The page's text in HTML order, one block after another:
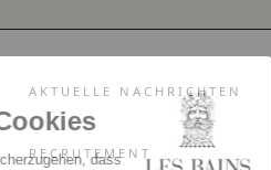
AKTUELLE NACHRICHTEN
RECRUTEMENT